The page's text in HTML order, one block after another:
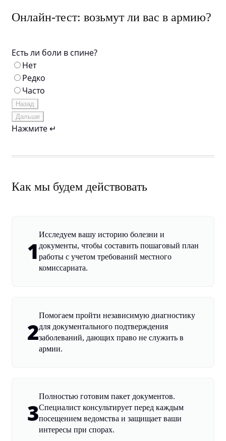
Онлайн-тест: возьмут ли вас в армию?
Есть ли боли в спине?
Нет
Редко
Часто
Назад
Дальше
Нажмите ↵
Как мы будем действовать
1
Исследуем вашу историю болезни и
документы, чтобы составить пошаговый план
работы с учетом требований местного
комиссариата.
2
Помогаем пройти независимую диагностику
для документального подтверждения
заболеваний, дающих право не служить в
армии.
3
Полностью готовим пакет документов.
Специалист консультирует перед каждым
посещением ведомства и защищает ваши
интересы при спорах.